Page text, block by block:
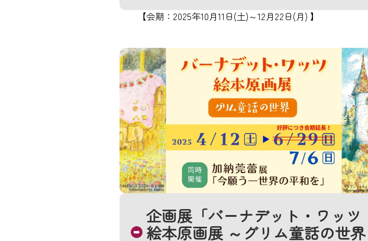
【会期：2025年10月11日(土)～12月22日(月) 】
企画展「バーナデット・ワッツ
絵本原画展 ～グリム童話の世界